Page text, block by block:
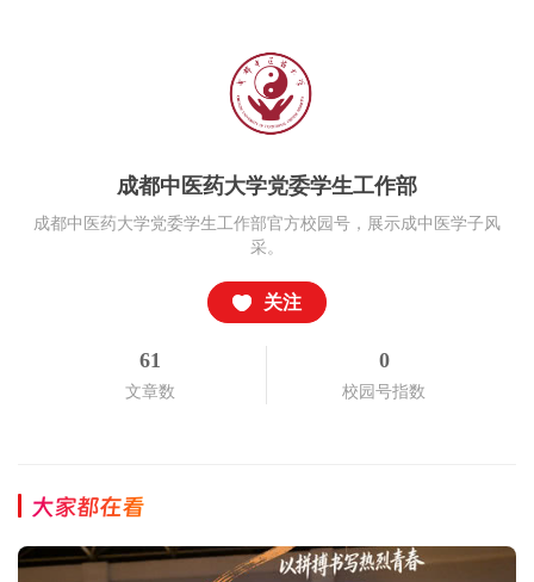
成都中医药大学党委学生工作部
成都中医药大学党委学生工作部官方校园号，展示成中医学子风
采。
关注
61
文章数
0
校园号指数
大家都在看